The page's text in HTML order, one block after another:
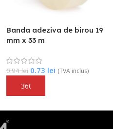
Banda adeziva de birou 19
mm x 33 m
0.94lei 0.73 lei (TVA inclus)
Adaugă În Coș